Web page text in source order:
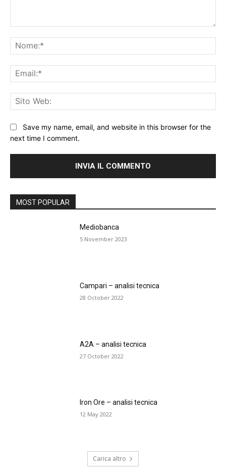
Save my name, email, and website in this browser for the
next time I comment.
MOST POPULAR
Mediobanca
5 November 2023
Campari – analisi tecnica
28 October 2022
A2A – analisi tecnica
27 October 2022
Iron Ore – analisi tecnica
12 May 2022
Carica altro